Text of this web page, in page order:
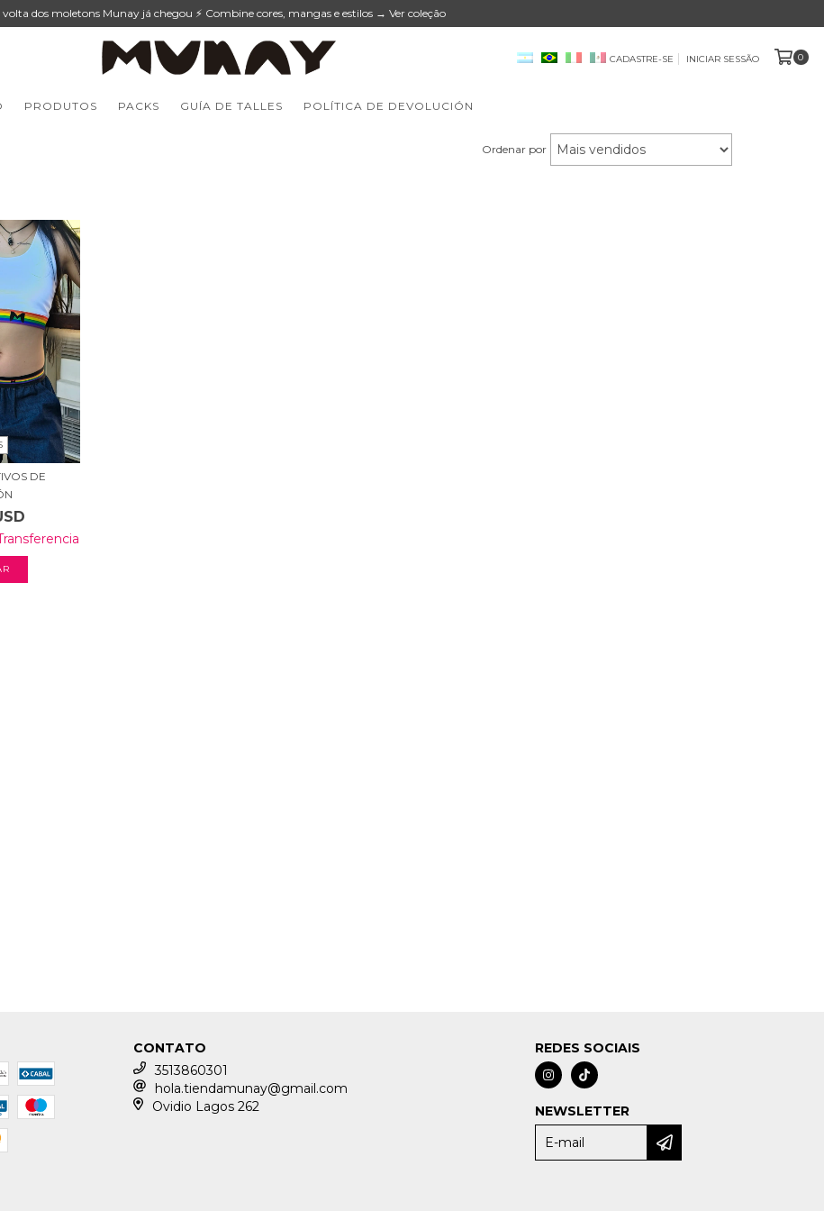
volta dos moletons Munay já chegou ⚡ Combine cores, mangas e estilos → Ver coleção
CADASTRE-SE INICIAR SESSÃO 0
PRODUTOS PACKS GUÍA DE TALLES POLÍTICA DE DEVOLUCIÓN
Ordenar por
DE
CONTATO
3513860301
hola.tiendamunay@gmail.com
Ovidio Lagos 262
REDES SOCIAIS
NEWSLETTER